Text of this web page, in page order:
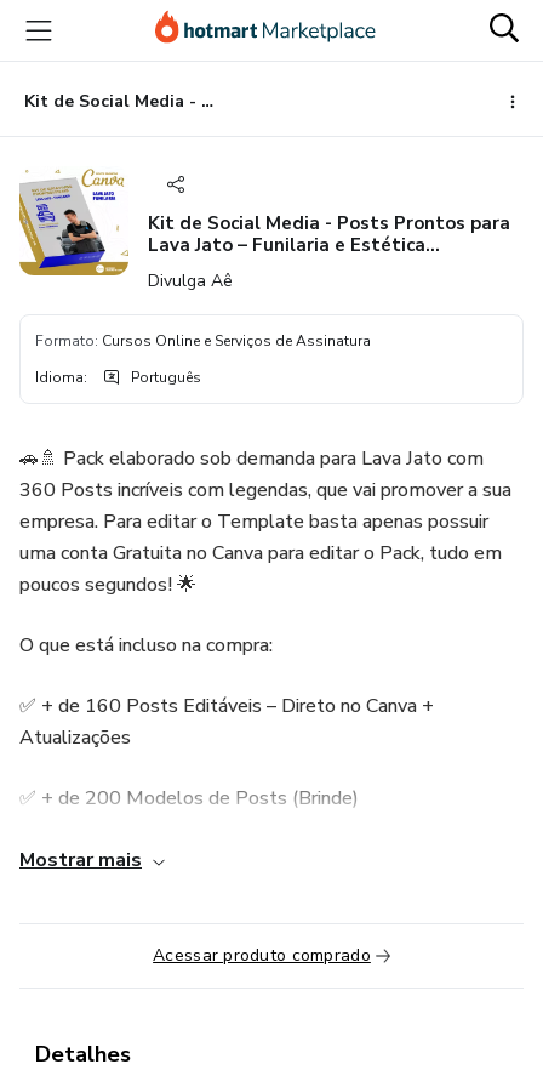
para
conteúdo
principal
para
pagamento
para
rodapé
Kit de Social Media - Posts Prontos para Lava Jato – Funilaria e Estética Automotiva no Canva com Legendas + Mega Pack Divulga Aê
Kit de Social Media - Posts Prontos para
Lava Jato – Funilaria e Estética
Automotiva no Canva com Legendas +
Mega Pack Divulga Aê
Divulga Aê
Formato: Cursos Online e Serviços de Assinatura
Idioma: Português
🚗🚿 Pack elaborado sob demanda para Lava Jato com
360 Posts incríveis com legendas, que vai promover a sua
empresa. Para editar o Template basta apenas possuir
uma conta Gratuita no Canva para editar o Pack, tudo em
poucos segundos! 🌟
O que está incluso na compra:
✅ + de 160 Posts Editáveis – Direto no Canva +
Atualizações
✅ + de 200 Modelos de Posts (Brinde)
✅ + Legendas Prontas para as Redes Sociais
✅ + Paleta de Cores, Capa Stories (Ícones) e Cartão de
Frequentemente
Mostrar mais
Acessar produto comprado
Detalhes